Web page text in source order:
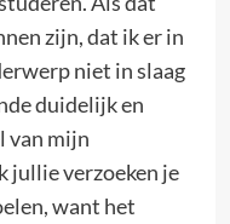
zijn, dat ik er in
niet in slaag
duidelijk en
van mijn
jullie verzoeken je
want het